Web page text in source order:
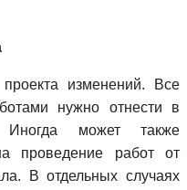
изменений. Все
нужно отнести в
Иногда может также
проведение работ от
В отдельных случаях